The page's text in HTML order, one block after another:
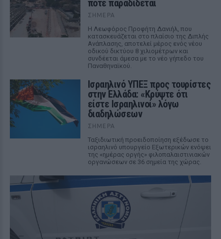
πότε παραδίδεται
ΣΉΜΕΡΑ
Η Λεωφόρος Προφήτη Δανιήλ, που
κατασκευάζεται στο πλαίσιο της Διπλής
Ανάπλασης, αποτελεί μέρος ενός νέου
οδικού δικτύου 8 χιλιομέτρων και
συνδέεται άμεσα με το νέο γήπεδο του
Παναθηναϊκού.
Ισραηλινό ΥΠΕΞ προς τουρίστες
στην Ελλάδα: «Κρύψτε ότι
είστε Ισραηλινοί» λόγω
διαδηλώσεων
ΣΉΜΕΡΑ
Ταξιδιωτική προειδοποίηση εξέδωσε το
ισραηλινό υπουργείο Εξωτερικών ενόψει
της «ημέρας οργής» φιλοπαλαιστινιακών
οργανώσεων σε 36 σημεία της χώρας.